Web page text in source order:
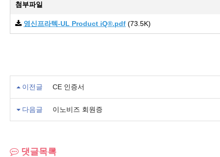
첨부파일
영신프라텍-UL Product iQ®.pdf (73.5K)
이전글 CE 인증서
다음글 이노비즈 회원증
댓글목록